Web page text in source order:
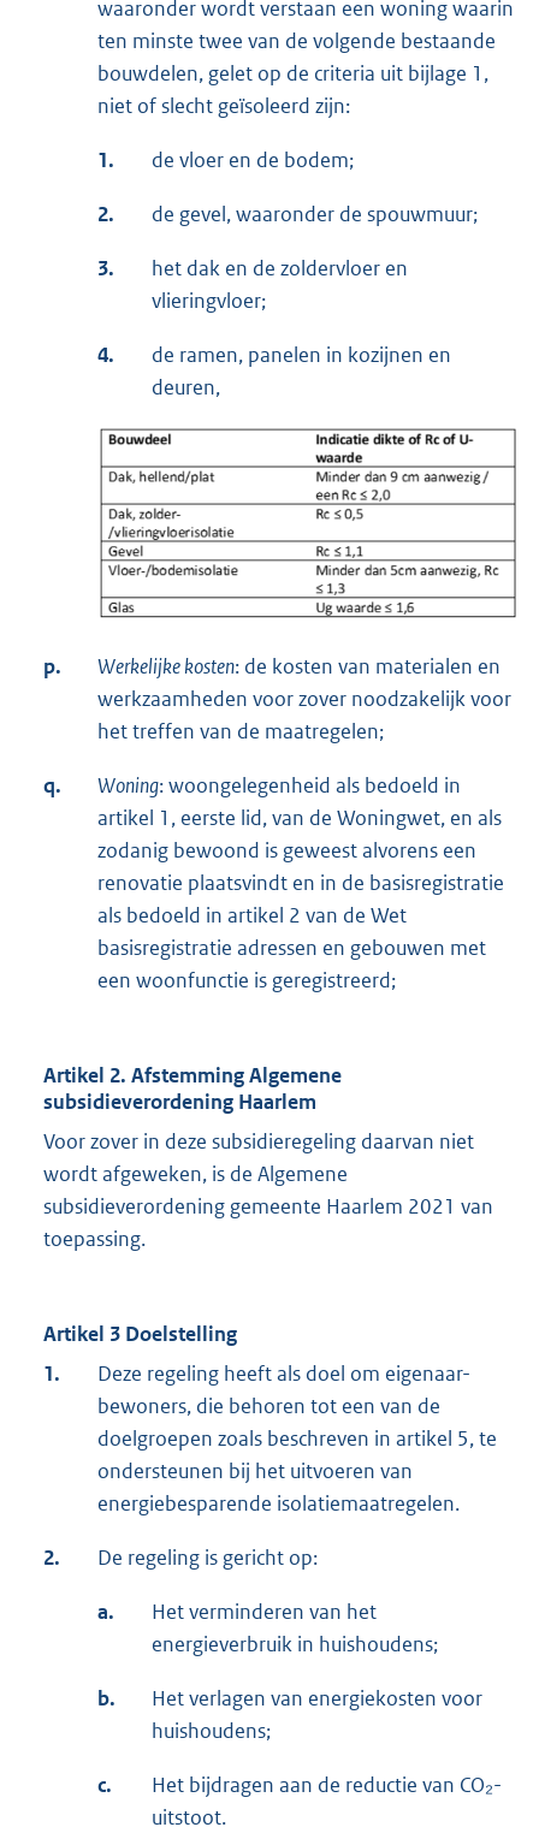
waaronder wordt verstaan een woning waarin
ten minste twee van de volgende bestaande
bouwdelen, gelet op de criteria uit bijlage 1,
niet of slecht geïsoleerd zijn:
1. de vloer en de bodem;
2. de gevel, waaronder de spouwmuur;
3.
het dak en de zoldervloer en
vlieringvloer;
4.
de ramen, panelen in kozijnen en
deuren,
p. Werkelijke kosten: de kosten van materialen en
werkzaamheden voor zover noodzakelijk voor
het treffen van de maatregelen;
q. Woning: woongelegenheid als bedoeld in
artikel 1, eerste lid, van de Woningwet, en als
zodanig bewoond is geweest alvorens een
renovatie plaatsvindt en in de basisregistratie
als bedoeld in artikel 2 van de Wet
basisregistratie adressen en gebouwen met
een woonfunctie is geregistreerd;
Artikel 2. Afstemming Algemene
subsidieverordening Haarlem
Voor zover in deze subsidieregeling daarvan niet
wordt afgeweken, is de Algemene
subsidieverordening gemeente Haarlem 2021 van
toepassing.
Artikel 3 Doelstelling
1.
Deze regeling heeft als doel om eigenaar-
bewoners, die behoren tot een van de
doelgroepen zoals beschreven in artikel 5, te
ondersteunen bij het uitvoeren van
energiebesparende isolatiemaatregelen.
2. De regeling is gericht op:
a.
Het verminderen van het
energieverbruik in huishoudens;
b.
Het verlagen van energiekosten voor
huishoudens;
c.
Het bijdragen aan de reductie van CO₂-
uitstoot.